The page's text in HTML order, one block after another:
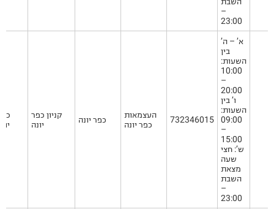
–
23:00
קניון כפר
יונה
כפר יונה
העצמאות
כפר יונה
732346015
א’ – ה’
בין
השעות:
10:00
–
20:00
ו’ בין
השעות:
09:00
–
15:00
ש’: חצי
שעה
מצאת
השבת
–
23:00